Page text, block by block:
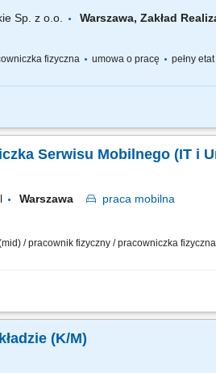
Sp. z o.o. Warszawa, Zakład
fizyczna umowa o pracę pełny etat
wykonywanie przeglądów, obsługę
Serwisu Mobilnego (IT i
Warszawa praca mobilna
/ pracownik fizyczny / pracowniczka fizyczna
diagnostyki usterek oraz napraw sprzętu
(K/M)